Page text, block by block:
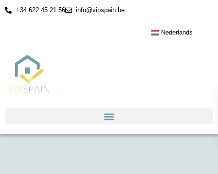
+34 622 45 21 56 info@vipspain.be
Nederlands